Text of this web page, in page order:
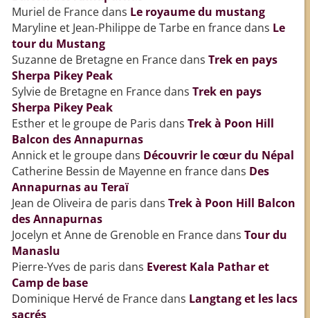
Muriel de Francedans Le royaume du mustang
Maryline et Jean-Philippe de Tarbe en francedans Le
tour du Mustang
Suzanne de Bretagne en Francedans Trek en pays
Sherpa Pikey Peak
Sylvie de Bretagne en Francedans Trek en pays
Sherpa Pikey Peak
Esther et le groupe de Paris dans Trek à Poon Hill
Balcon des Annapurnas
Annick et le groupedans Découvrir le cœur du Népal
Catherine Bessin de Mayenne en francedans Des
Annapurnas au Teraï
Jean de Oliveira de paris dans Trek à Poon Hill Balcon
des Annapurnas
Jocelyn et Anne de Grenoble en Francedans Tour du
Manaslu
Pierre-Yves de paris dans Everest Kala Pathar et
Camp de base
Dominique Hervé de Francedans Langtang et les lacs
sacrés